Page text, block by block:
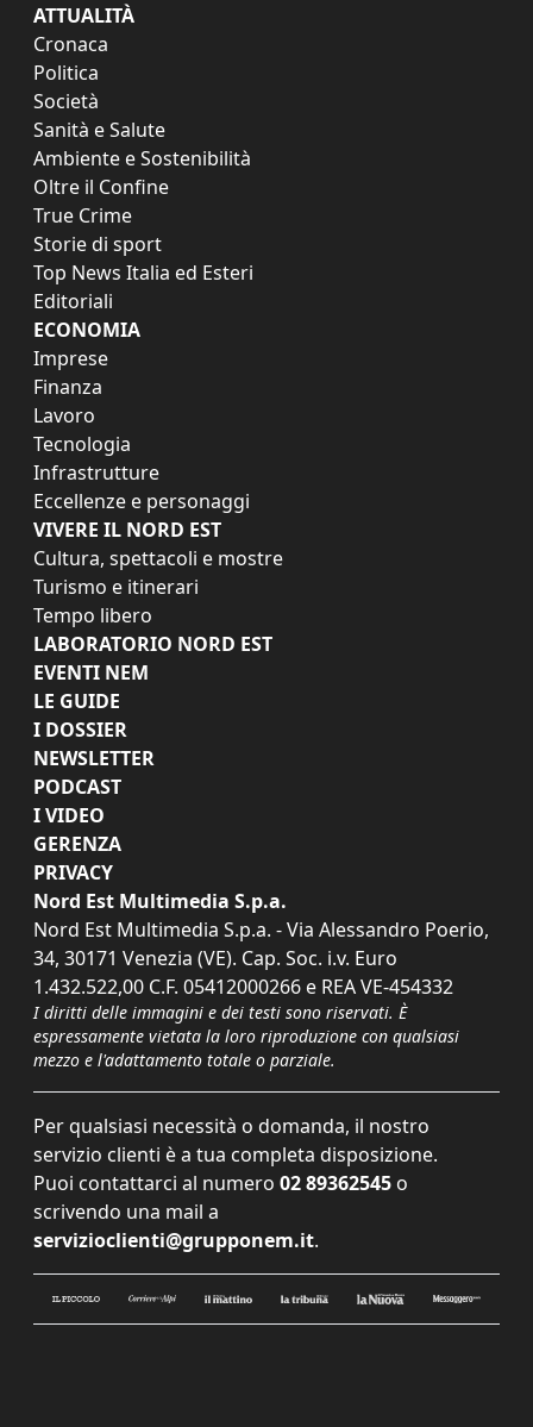
ATTUALITÀ
Cronaca
Politica
Società
Sanità e Salute
Ambiente e Sostenibilità
Oltre il Confine
True Crime
Storie di sport
Top News Italia ed Esteri
Editoriali
ECONOMIA
Imprese
Finanza
Lavoro
Tecnologia
Infrastrutture
Eccellenze e personaggi
VIVERE IL NORD EST
Cultura, spettacoli e mostre
Turismo e itinerari
Tempo libero
LABORATORIO NORD EST
EVENTI NEM
LE GUIDE
I DOSSIER
NEWSLETTER
PODCAST
I VIDEO
GERENZA
PRIVACY
Nord Est Multimedia S.p.a.
Nord Est Multimedia S.p.a. - Via Alessandro Poerio,
34, 30171 Venezia (VE). Cap. Soc. i.v. Euro
1.432.522,00 C.F. 05412000266 e REA VE-454332
I diritti delle immagini e dei testi sono riservati. È
espressamente vietata la loro riproduzione con qualsiasi
mezzo e l'adattamento totale o parziale.
Per qualsiasi necessità o domanda, il nostro
servizio clienti è a tua completa disposizione.
Puoi contattarci al numero 02 89362545 o
scrivendo una mail a
servizioclienti@grupponem.it.